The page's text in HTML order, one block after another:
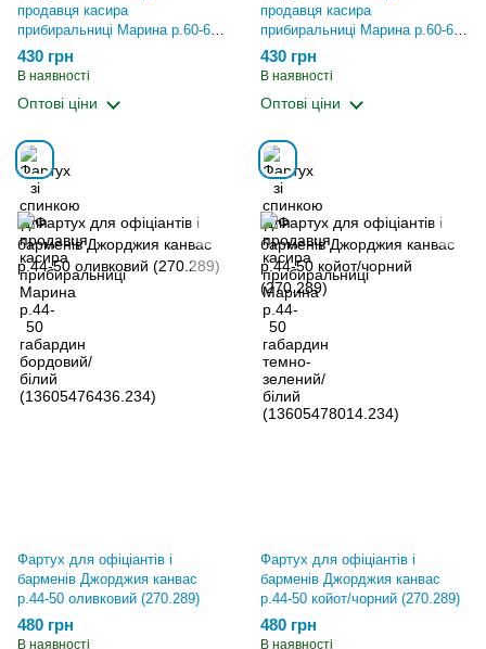
продавця касира
прибиральниці Марина р.60-66
габардин бордовий/білий
(13605476436.258)
430 грн
В наявності
Оптові ціни
продавця касира
прибиральниці Марина р.60-66
габардин темно-зелений/білий
(13605478014.258)
430 грн
В наявності
Оптові ціни
Фартух для офіціантів і
барменів Джорджия канвас
р.44-50 оливковий (270.289)
480 грн
В наявності
Фартух для офіціантів і
барменів Джорджия канвас
р.44-50 койот/чорний (270.289)
480 грн
В наявності